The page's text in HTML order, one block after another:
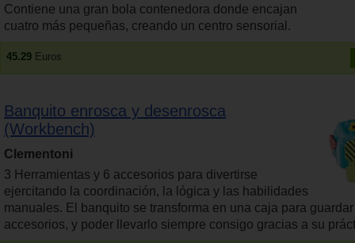
Contiene una gran bola contenedora donde encajan
cuatro más pequeñas, creando un centro sensorial.
45.29 Euros
Banquito enrosca y desenrosca
(Workbench)
Clementoni
3 Herramientas y 6 accesorios para divertirse
ejercitando la coordinación, la lógica y las habilidades
manuales. El banquito se transforma en una caja para
accesorios, y poder llevarlo siempre consigo gracias a su